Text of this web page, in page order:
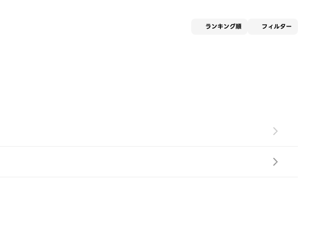
ランキング順 フィルター